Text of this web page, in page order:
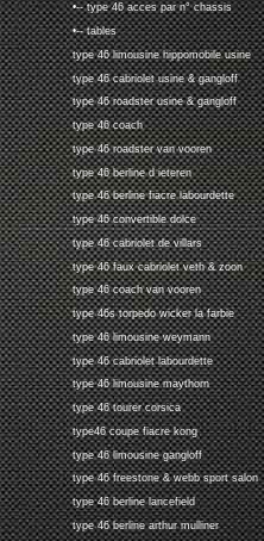
•-- type 46 acces par n° chassis
•-- tables
type 46 limousine hippomobile usine
type 46 cabriolet usine & gangloff
type 46 roadster usine & gangloff
type 46 coach
type 46 roadster van vooren
type 46 berline d ieteren
type 46 berline fiacre labourdette
type 46 convertible dolce
type 46 cabriolet de villars
type 46 faux cabriolet veth & zoon
type 46 coach van vooren
type 46s torpedo wicker la farbie
type 46 limousine weymann
type 46 cabriolet labourdette
type 46 limousine maythorn
type 46 tourer corsica
type46 coupe fiacre kong
type 46 limousine gangloff
type 46 freestone & webb sport salon
type 46 berline lancefield
type 46 berline arthur mulliner